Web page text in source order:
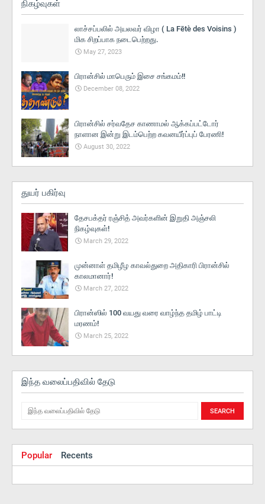
நிகழ்வுகள்
லாச்சப்பலில் அயலவர் விழா ( La Fētè des Voisins )
மிக சிறப்பாக நடைபெற்றது.
May 27, 2023
பிரான்சில் மாபெரும் இசை சங்கமம்!!
December 08, 2022
பிரான்சில் சர்வதேச காணாமல் ஆக்கப்பட்டோர்
நாளான இன்று இடம்பெற்ற கவனயீர்ப்புப் பேரணி!
August 30, 2022
துயர் பகிர்வு
தேசபக்தர் ரஞ்சித் அவர்களின் இறுதி அஞ்சலி
நிகழ்வுகள்!
March 29, 2022
முன்னாள் தமிழீழ காவல்துறை அதிகாரி பிரான்சில்
காலமானார்!
March 27, 2022
பிரான்ஸில் 100 வயது வரை வாழ்ந்த தமிழ் பாட்டி
மரணம்!
March 25, 2022
இந்த வலைப்பதிவில் தேடு
Popular Recents